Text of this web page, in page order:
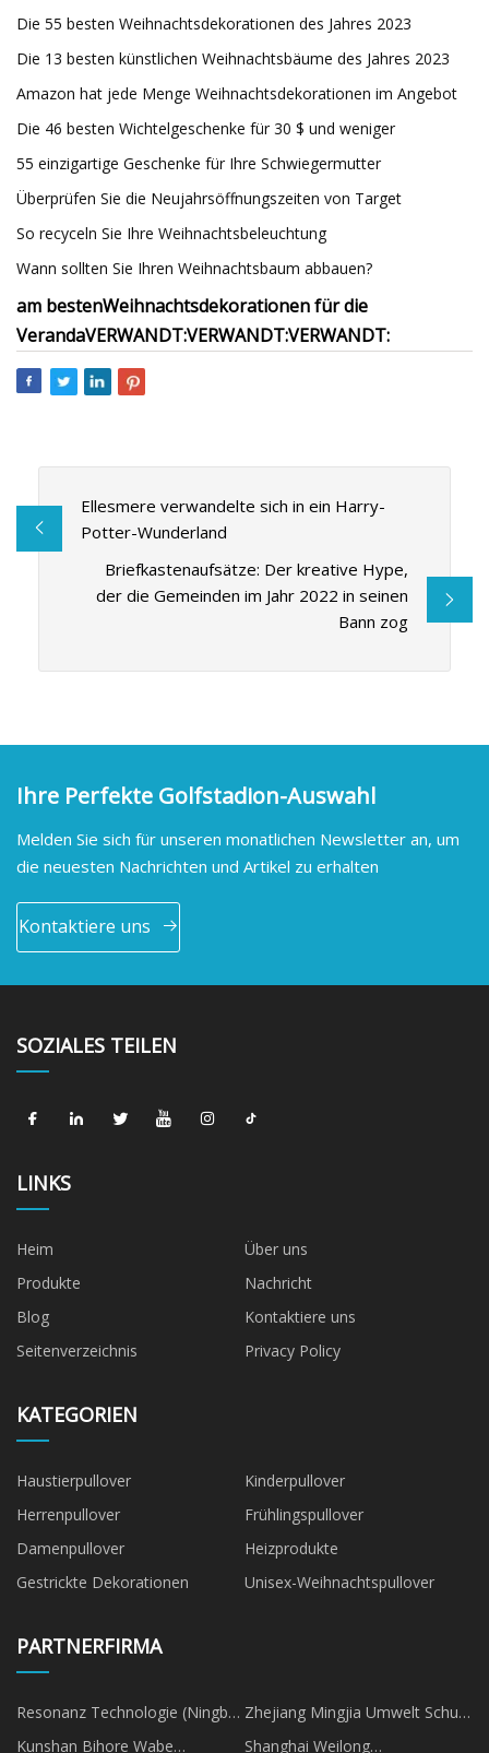
Die 55 besten Weihnachtsdekorationen des Jahres 2023
Die 13 besten künstlichen Weihnachtsbäume des Jahres 2023
Amazon hat jede Menge Weihnachtsdekorationen im Angebot
Die 46 besten Wichtelgeschenke für 30 $ und weniger
55 einzigartige Geschenke für Ihre Schwiegermutter
Überprüfen Sie die Neujahrsöffnungszeiten von Target
So recyceln Sie Ihre Weihnachtsbeleuchtung
Wann sollten Sie Ihren Weihnachtsbaum abbauen?
am bestenWeihnachtsdekorationen für die
VerandaVERWANDT:VERWANDT:VERWANDT:
Ellesmere verwandelte sich in ein Harry-
Potter-Wunderland
Briefkastenaufsätze: Der kreative Hype,
der die Gemeinden im Jahr 2022 in seinen
Bann zog
Ihre Perfekte Golfstadion-Auswahl
Melden Sie sich für unseren monatlichen Newsletter an, um
die neuesten Nachrichten und Artikel zu erhalten
Kontaktiere uns
SOZIALES TEILEN
LINKS
Heim
Über uns
Produkte
Nachricht
Blog
Kontaktiere uns
Seitenverzeichnis
Privacy Policy
KATEGORIEN
Haustierpullover
Kinderpullover
Herrenpullover
Frühlingspullover
Damenpullover
Heizprodukte
Gestrickte Dekorationen
Unisex-Weihnachtspullover
PARTNERFIRMA
Resonanz Technologie (Ningbo)
Co., Ltd.
Zhejiang Mingjia Umwelt Schutz
Kunshan Bihore Wabe Shanghai Weilong